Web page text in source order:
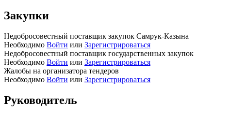
Закупки
Недобросовестный поставщик закупок Самрук-Казына
Необходимо Войти или Зарегистрироваться
Недобросовестный поставщик государственных закупок
Необходимо Войти или Зарегистрироваться
Жалобы на организатора тендеров
Необходимо Войти или Зарегистрироваться
Руководитель